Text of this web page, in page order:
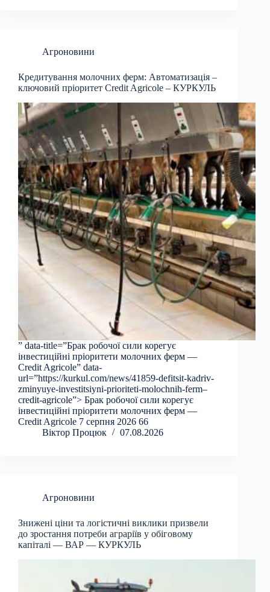
Агроновини
Кредитування молочних ферм: Автоматизація –
ключовий пріоритет Credit Agricole – КУРКУЛЬ
” data-title=”Брак робочої сили корегує
інвестиційні пріоритети молочних ферм —
Credit Agricole” data-
url=”https://kurkul.com/news/41859-defitsit-kadriv-
zminyuye-investitsiyni-prioriteti-molochnih-ferm–
credit-agricole”> Брак робочої сили корегує
інвестиційні пріоритети молочних ферм —
Credit Agricole 7 серпня 2026 66
Віктор Процюк
07.08.2026
Агроновини
Знижені ціни та логістичні виклики призвели
до зростання потреби аграріїв у обіговому
капіталі — ВАР — КУРКУЛЬ